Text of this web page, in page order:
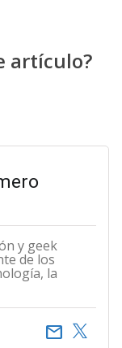
artículo?
y geek
de los
la
email